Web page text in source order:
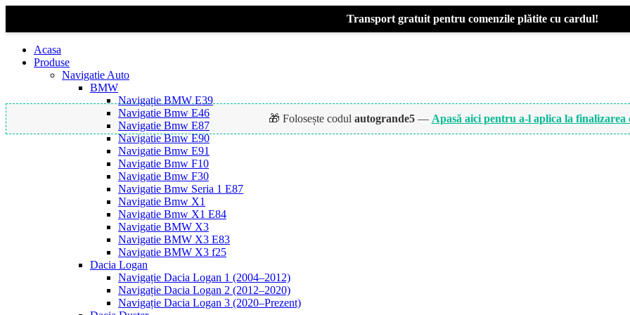
Transport gratuit pentru comenzile plătite cu cardul!
Acasa
Produse
Navigatie Auto
BMW
Navigație BMW E39
Navigatie Bmw E46
Navigatie Bmw E87
Navigatie Bmw E90
Navigatie Bmw E91
Navigatie Bmw F10
Navigatie Bmw F30
Navigatie Bmw Seria 1 E87
Navigatie Bmw X1
Navigatie Bmw X1 E84
Navigatie BMW X3
Navigatie BMW X3 E83
Navigatie BMW X3 f25
Dacia Logan
Navigație Dacia Logan 1 (2004–2012)
Navigație Dacia Logan 2 (2012–2020)
Navigație Dacia Logan 3 (2020–Prezent)
🎁 Folosește codul autogrande5— Apasă aici pentru a-l aplica la finalizarea